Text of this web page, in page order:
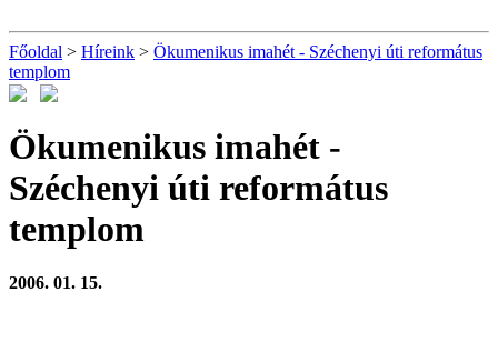
Főoldal > Híreink > Ökumenikus imahét - Széchenyi úti református
templom
Ökumenikus imahét -
Széchenyi úti református
templom
2006. 01. 15.